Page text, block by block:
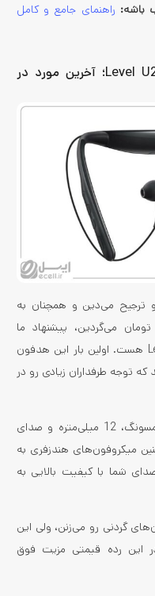
باشه: راهنمای جامع و کامل
هدفون بی سیم سامسونگ مدل Level U2؛ آخرین مورد در
ترجیح می‌دین و همچنان به
تومان می‌گردین، پیشنهاد ما
هدفون بی سیم سامسونگ مدل Level U2 هست. اولین بار این هدفون
توجه طرفداران زیادی رو در
درایورهای این هدفون از برند معتبر سامسونگ، 12 میلی‌متره و صدای
میکروفون‌های هندزفری به
شما با کیفیت بالایی به
گردنی رو می‌زنن، ولی این
41 گرمه که در این رده قیمتی مزیت فوق